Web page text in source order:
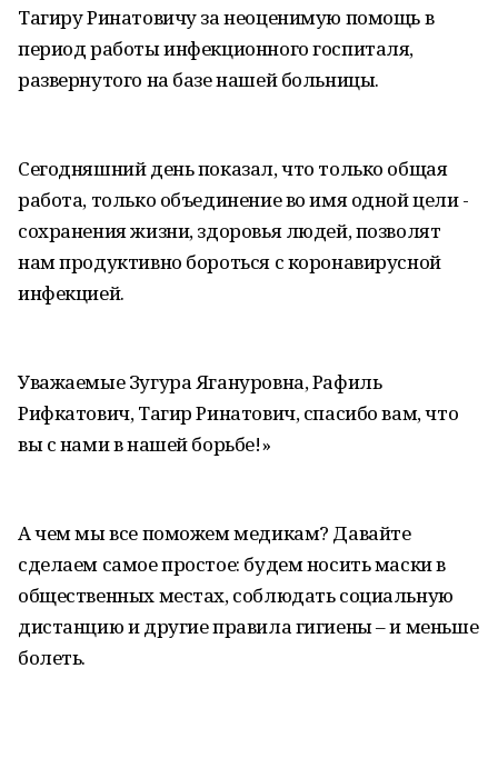
Тагиру Ринатовичу за неоценимую помощь в
период работы инфекционного госпиталя,
развернутого на базе нашей больницы.
Сегодняшний день показал, что только общая
работа, только объединение во имя одной цели -
сохранения жизни, здоровья людей, позволят
нам продуктивно бороться с коронавирусной
инфекцией.
Уважаемые Зугура Ягануровна, Рафиль
Рифкатович, Тагир Ринатович, спасибо вам, что
вы с нами в нашей борьбе!»
А чем мы все поможем медикам? Давайте
сделаем самое простое: будем носить маски в
общественных местах, соблюдать социальную
дистанцию и другие правила гигиены – и меньше
болеть.